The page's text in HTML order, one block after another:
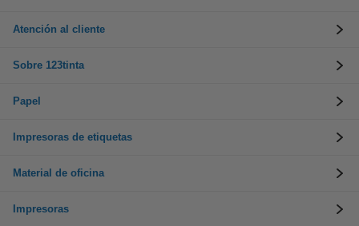
Atención al cliente
Sobre 123tinta
Papel
Impresoras de etiquetas
Material de oficina
Impresoras